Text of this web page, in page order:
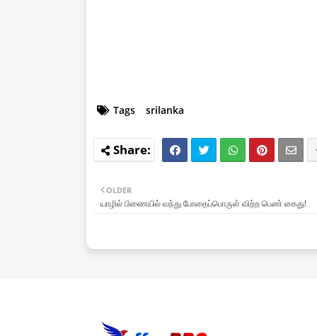
Tags srilanka
OLDER
யாழில் பிணையில் வந்து போதைப்பொருள் விற்ற பெண் கைது!